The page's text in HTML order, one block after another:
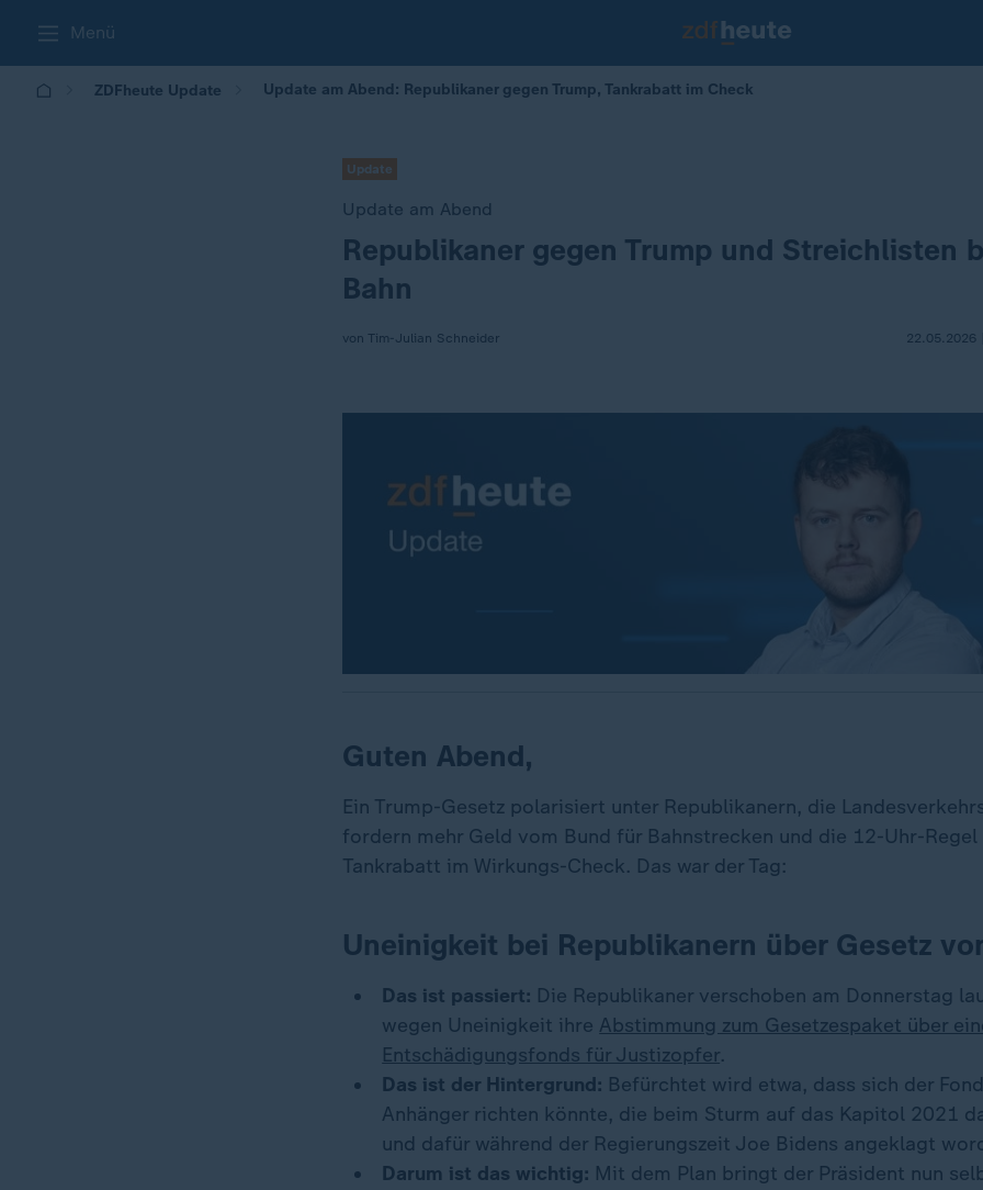
Menü
ZDFheute Update Update am Abend: Republikaner gegen Trump, Tankrabatt im Check
Update
Update am Abend
:Republikaner gegen Trump und Streichlisten
Bahn
von Tim-Julian Schneider 22.05.2026
Guten Abend,
Ein Trump-Gesetz polarisiert unter Republikanern, die
fordern mehr Geld vom Bund für Bahnstrecken und die 12-Uhr-Regel
Tankrabatt im Wirkungs-Check. Das war der Tag:
Uneinigkeit bei Republikanern über Gesetz
Das ist passiert: Die Republikaner verschoben am Donnerstag
wegen Uneinigkeit ihre Abstimmung zum Gesetzespaket über
Entschädigungsfonds für Justizopfer.
Das ist der Hintergrund: Befürchtet wird etwa, dass sich der
Anhänger richten könnte, die beim Sturm auf das Kapitol 2021
und dafür während der Regierungszeit Joe Bidens angeklagt
Darum ist das wichtig: Mit dem Plan bringt der Präsident nun